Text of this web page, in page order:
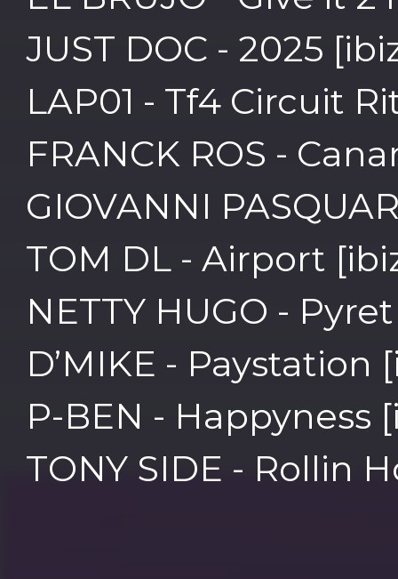
JUST DOC - 2025
LAP01 - Tf4 Circuit
FRANCK ROS -
GIOVANNI
TOM DL - Airport
NETTY HUGO -
D’MIKE - Paystation
P-BEN - Happyness
TONY SIDE - Rollin